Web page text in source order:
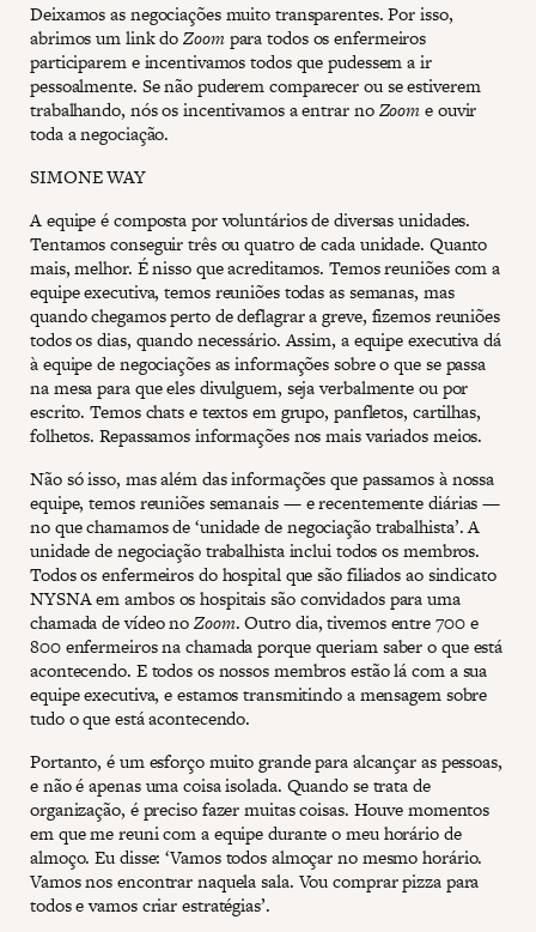
Deixamos as negociações muito transparentes. Por isso,
abrimos um link doZoompara todos os enfermeiros
participarem e incentivamos todos que pudessem a ir
pessoalmente. Se não puderem comparecer ou se estiverem
trabalhando, nós os incentivamos a entrar noZoome ouvir
toda a negociação.
SIMONE WAY
A equipe é composta por voluntários de diversas unidades.
Tentamos conseguir três ou quatro de cada unidade. Quanto
mais, melhor. É nisso que acreditamos. Temos reuniões com a
equipe executiva, temos reuniões todas as semanas, mas
quando chegamos perto de deflagrar a greve, fizemos reuniões
todos os dias, quando necessário. Assim, a equipe executiva dá
à equipe de negociações as informações sobre o que se passa
na mesa para que eles divulguem, seja verbalmente ou por
escrito. Temos chats e textos em grupo, panfletos, cartilhas,
folhetos. Repassamos informações nos mais variados meios.
Não só isso, mas além das informações que passamos à nossa
equipe, temos reuniões semanais — e recentemente diárias —
no que chamamos de ‘unidade de negociação trabalhista’. A
unidade de negociação trabalhista inclui todos os membros.
Todos os enfermeiros do hospital que são filiados ao sindicato
NYSNA em ambos os hospitais são convidados para uma
chamada de vídeo noZoom. Outro dia, tivemos entre 700 e
800 enfermeiros na chamada porque queriam saber o que está
acontecendo. E todos os nossos membros estão lá com a sua
equipe executiva, e estamos transmitindo a mensagem sobre
tudo o que está acontecendo.
Portanto, é um esforço muito grande para alcançar as pessoas,
e não é apenas uma coisa isolada. Quando se trata de
organização, é preciso fazer muitas coisas. Houve momentos
em que me reuni com a equipe durante o meu horário de
almoço. Eu disse: ‘Vamos todos almoçar no mesmo horário.
Vamos nos encontrar naquela sala. Vou comprar pizza para
todos e vamos criar estratégias’.